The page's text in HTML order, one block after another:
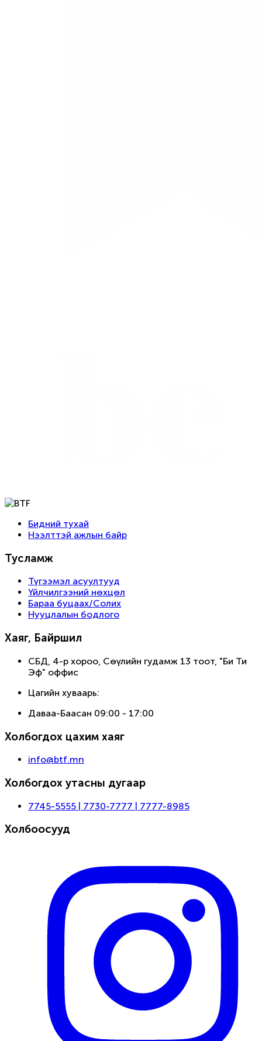
Бидний тухай
Нээлттэй ажлын байр
Тусламж
Түгээмэл асуултууд
Үйлчилгээний нөхцөл
Бараа буцаах/Солих
Нууцлалын бодлого
Хаяг, Байршил
СБД, 4-р хороо, Сөүлийн гудамж 13 тоот, "Би Ти
Эф" оффис
Цагийн хуваарь:
Даваа-Баасан 09:00 - 17:00
Холбогдох цахим хаяг
info@btf.mn
Холбогдох утасны дугаар
7745-5555 | 7730-7777 | 7777-8985
Холбоосууд